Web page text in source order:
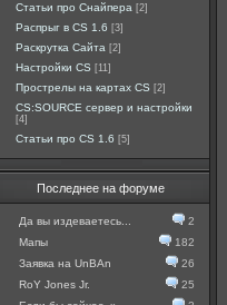
Статьи про Снайпера [2]
Распрыг в CS 1.6 [3]
Раскрутка Сайта [2]
Настройки CS [11]
Прострелы на картах CS [2]
CS:SOURCE сервер и настройки
[4]
Статьи про CS 1.6 [5]
Последнее на форуме
Да вы издеваетесь...
2
Мапы
182
Заявка на UnBAn
26
RoY Jones Jr.
25